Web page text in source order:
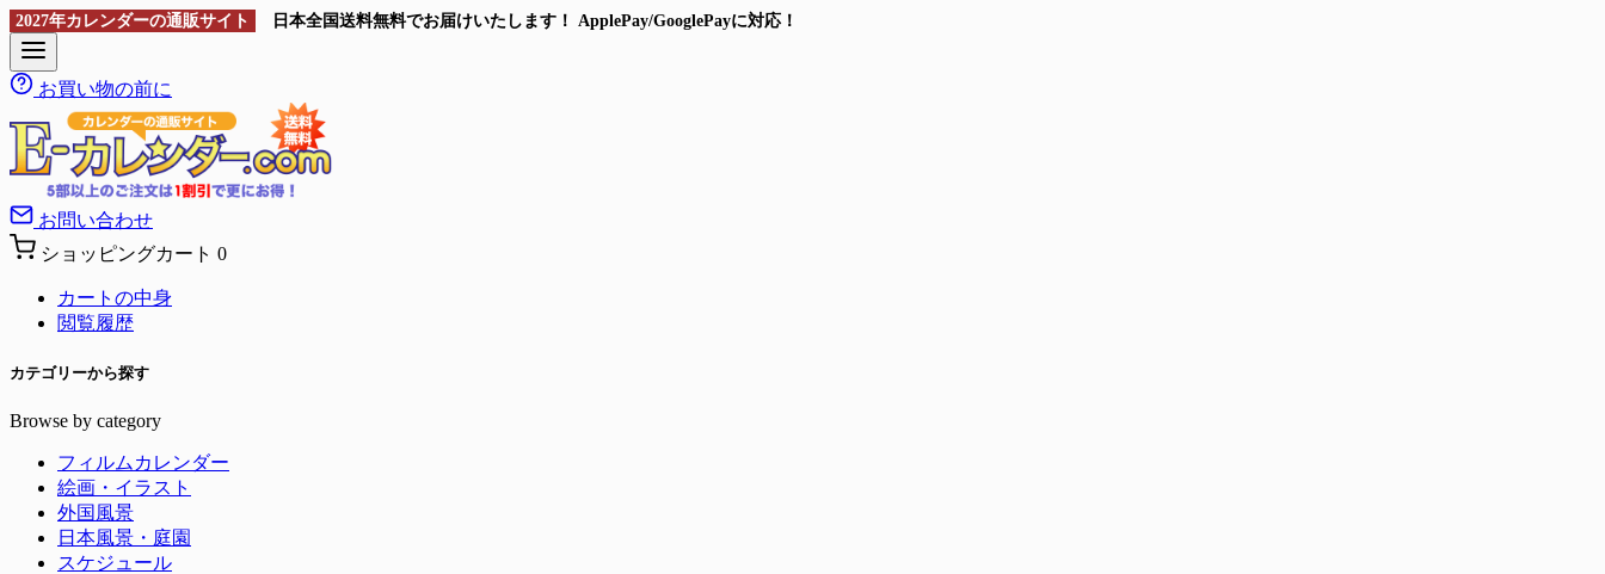
2027年カレンダーの通販サイト 日本全国送料無料でお届けいたします！ ApplePay/GooglePayに対応！
お買い物の前に
お問い合わせ
ショッピングカート 0
カートの中身
閲覧履歴
カテゴリーから探す
Browse by category
フィルムカレンダー
絵画・イラスト
外国風景
日本風景・庭園
スケジュール